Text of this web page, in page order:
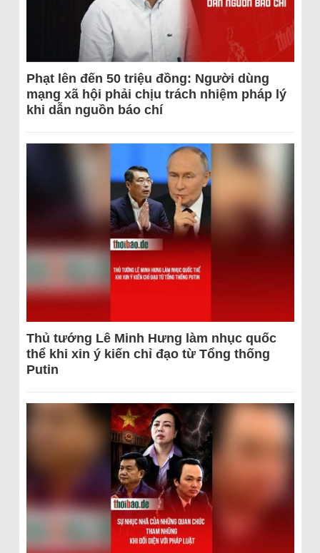
Phạt lên đến 50 triệu đồng: Người dùng
mạng xã hội phải chịu trách nhiệm pháp lý
khi dẫn nguồn báo chí
Thủ tướng Lê Minh Hưng làm nhục quốc
thể khi xin ý kiến chỉ đạo từ Tổng thống
Putin